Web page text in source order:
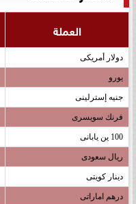
العملة
دولار أمريكى
يورو
جنيه إسترلينى
فرنك سويسرى
100 ين يابانى
ريال سعودى
دينار كويتى
درهم اماراتى